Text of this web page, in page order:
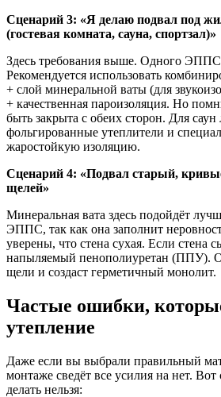
Сценарий 3: «Я делаю подвал под
(гостевая комната, сауна, спортзал)»
Здесь требования выше. Одного
Рекомендуется использовать
+ слой минеральной ваты (для
+ качественная пароизоляция. Но
быть закрыта с обеих сторон. Для саун
фольгированные утеплители и
жаростойкую изоляцию.
Сценарий 4: «Подвал старый,
щелей»
Минеральная вата здесь подойдёт
ЭППС, так как она заполнит
уверены, что стена сухая. Если стена
напыляемый пенополиуретан (ППУ).
щели и создаст герметичный монолит.
Частые ошибки,
утепление
Даже если вы выбрали правильный
монтаже сведёт все усилия на нет. Вот
делать нельзя: